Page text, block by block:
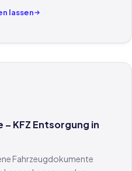
lassen
KFZ Entsorgung in
Fahrzeugdokumente